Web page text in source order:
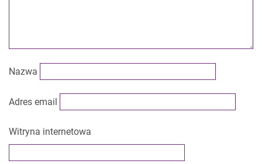
Nazwa
Adres email
Witryna internetowa